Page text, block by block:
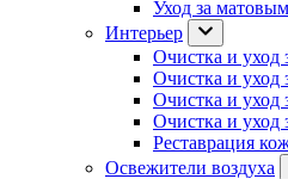
Уход за
Интерьер
Очистка и уход
Очистка и уход
Очистка и уход
Очистка и уход
Реставрация
Освежители воздуха